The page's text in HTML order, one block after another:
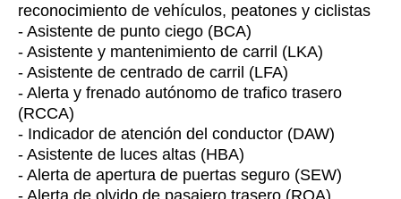
reconocimiento de vehículos, peatones y ciclistas
- Asistente de punto ciego (BCA)
- Asistente y mantenimiento de carril (LKA)
- Asistente de centrado de carril (LFA)
- Alerta y frenado autónomo de trafico trasero
(RCCA)
- Indicador de atención del conductor (DAW)
- Asistente de luces altas (HBA)
- Alerta de apertura de puertas seguro (SEW)
- Alerta de olvido de pasajero trasero (ROA)